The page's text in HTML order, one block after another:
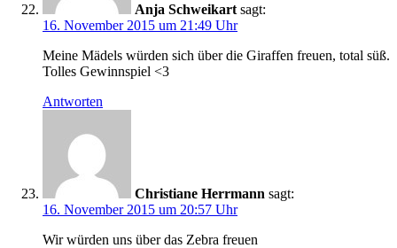
Anja Schweikart sagt:
16. November 2015 um 21:49 Uhr
Meine Mädels würden sich über die Giraffen freuen, total süß.
Tolles Gewinnspiel <3
Antworten
Christiane Herrmann sagt:
16. November 2015 um 20:57 Uhr
Wir würden uns über das Zebra freuen